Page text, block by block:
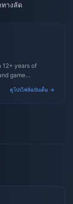
างลัด
12+ years of
game
ดูโปรไฟล์ฉบับเต็ม →